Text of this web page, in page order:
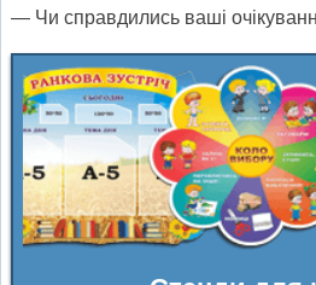
— Чи справдились ваші